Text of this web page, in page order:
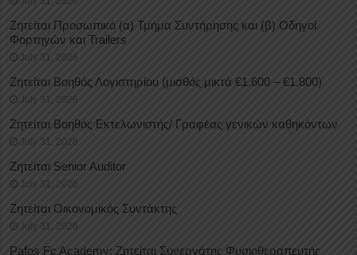
Ζητείται Προσωπικό (α) Τμήμα Συντήρησης και (β) Οδηγοί
Φορτηγών και Trailers
July 31, 2026
Ζητείται Βοηθός Λογιστηρίου (μισθός μικτά €1.600 – €1.800)
July 31, 2026
Ζητείται Βοηθός Εκτελωνιστής/ Γραφέας γενικών καθηκόντων
July 31, 2026
Ζητείται Senior Auditor
July 31, 2026
Ζητείται Οικονομικός Συντάκτης
July 31, 2026
Pafos Fc Academy: Ζητείται Συνεργάτης Φυσιοθεραπευτής